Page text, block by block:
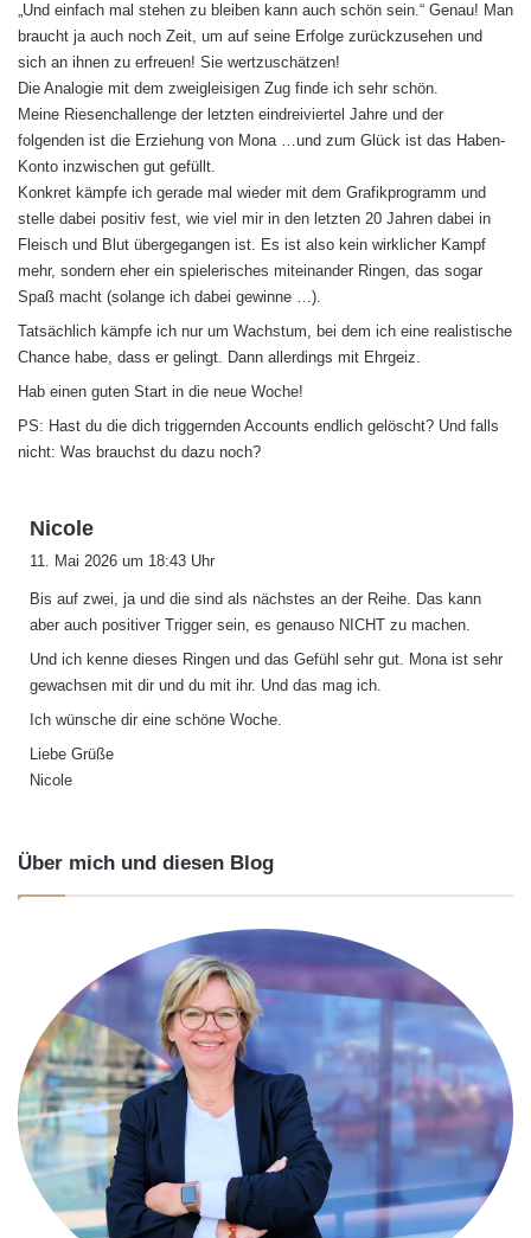
t
:
„Und einfach mal stehen zu bleiben kann auch schön sein.“ Genau! Man
braucht ja auch noch Zeit, um auf seine Erfolge zurückzusehen und
sich an ihnen zu erfreuen! Sie wertzuschätzen!
Die Analogie mit dem zweigleisigen Zug finde ich sehr schön.
Meine Riesenchallenge der letzten eindreiviertel Jahre und der
folgenden ist die Erziehung von Mona …und zum Glück ist das Haben-
Konto inzwischen gut gefüllt.
Konkret kämpfe ich gerade mal wieder mit dem Grafikprogramm und
stelle dabei positiv fest, wie viel mir in den letzten 20 Jahren dabei in
Fleisch und Blut übergegangen ist. Es ist also kein wirklicher Kampf
mehr, sondern eher ein spielerisches miteinander Ringen, das sogar
Spaß macht (solange ich dabei gewinne …).
Tatsächlich kämpfe ich nur um Wachstum, bei dem ich eine realistische
Chance habe, dass er gelingt. Dann allerdings mit Ehrgeiz.
Hab einen guten Start in die neue Woche!
PS: Hast du die dich triggernden Accounts endlich gelöscht? Und falls
nicht: Was brauchst du dazu noch?
Nicole
a
t
:
11. Mai 2026 um 18:43 Uhr
Bis auf zwei, ja und die sind als nächstes an der Reihe. Das kann
aber auch positiver Trigger sein, es genauso NICHT zu machen.
Und ich kenne dieses Ringen und das Gefühl sehr gut. Mona ist sehr
gewachsen mit dir und du mit ihr. Und das mag ich.
Ich wünsche dir eine schöne Woche.
Liebe Grüße
Nicole
Über mich und diesen Blog